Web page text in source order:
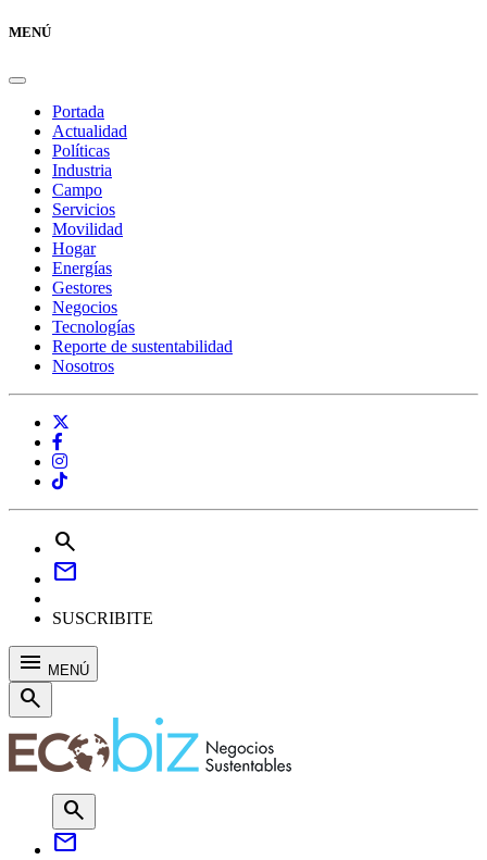
MENÚ
Portada
Actualidad
Políticas
Industria
Campo
Servicios
Movilidad
Hogar
Energías
Gestores
Negocios
Tecnologías
Reporte de sustentabilidad
Nosotros
search
mail
SUSCRIBITE
menu MENÚ
search
search
mail